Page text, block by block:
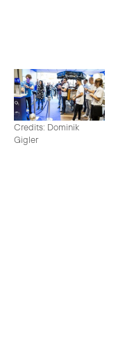
Credits: Dominik
Gigler